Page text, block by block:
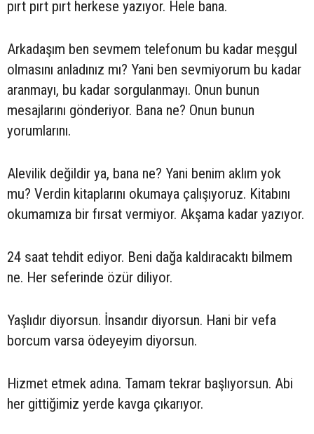
pırt pırt pırt herkese yazıyor. Hele bana.
Arkadaşım ben sevmem telefonum bu kadar meşgul
olmasını anladınız mı? Yani ben sevmiyorum bu kadar
aranmayı, bu kadar sorgulanmayı. Onun bunun
mesajlarını gönderiyor. Bana ne? Onun bunun
yorumlarını.
Alevilik değildir ya, bana ne? Yani benim aklım yok
mu? Verdin kitaplarını okumaya çalışıyoruz. Kitabını
okumamıza bir fırsat vermiyor. Akşama kadar yazıyor.
24 saat tehdit ediyor. Beni dağa kaldıracaktı bilmem
ne. Her seferinde özür diliyor.
Yaşlıdır diyorsun. İnsandır diyorsun. Hani bir vefa
borcum varsa ödeyeyim diyorsun.
Hizmet etmek adına. Tamam tekrar başlıyorsun. Abi
her gittiğimiz yerde kavga çıkarıyor.